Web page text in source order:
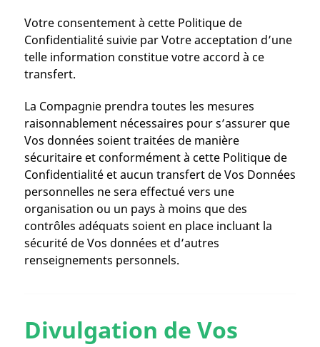
Votre consentement à cette Politique de
Confidentialité suivie par Votre acceptation d’une
telle information constitue votre accord à ce
transfert.
La Compagnie prendra toutes les mesures
raisonnablement nécessaires pour s’assurer que
Vos données soient traitées de manière
sécuritaire et conformément à cette Politique de
Confidentialité et aucun transfert de Vos Données
personnelles ne sera effectué vers une
organisation ou un pays à moins que des
contrôles adéquats soient en place incluant la
sécurité de Vos données et d’autres
renseignements personnels.
Divulgation de Vos